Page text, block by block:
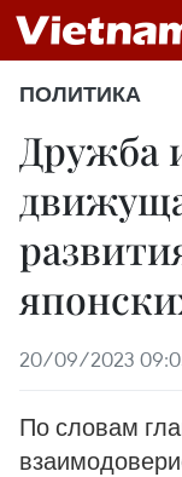
ПОЛИТИКА
Дружба
20/09/2023
По словам